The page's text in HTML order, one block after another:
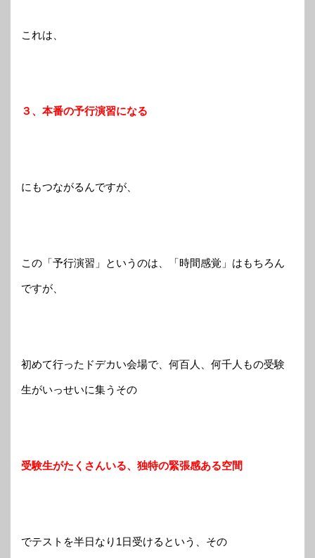
これは、
３、本番の予行演習になる
にもつながるんですが、
この「予行演習」というのは、「時間感覚」はもちろん
ですが、
初めて行ったドデカい会場で、何百人、何千人もの受験
生がいっせいに集うその
受験生がたくさんいる、独特の緊張感ある空間
でテストを半日なり1日受けるという、その